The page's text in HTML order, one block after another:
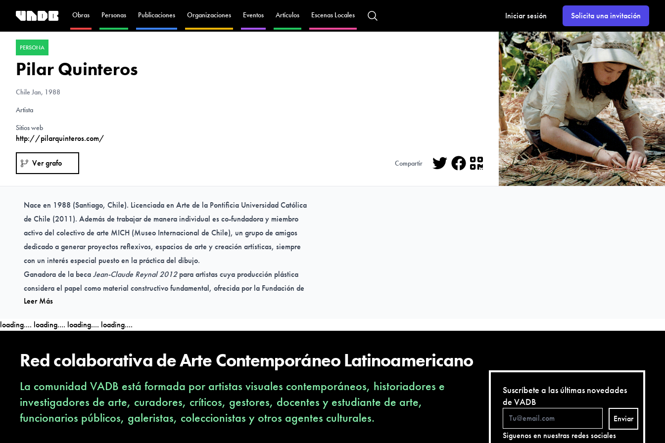
Obras Personas Publicaciones Organizaciones Eventos Artículos Escenas Locales Iniciar sesión Solicita una invitación
PERSONA
Pilar Quinteros
Chile Jan, 1988
Artista
Sitios web
http://pilarquinteros.com/
Ver grafo Compartir
Facebook
Nace en 1988 (Santiago, Chile). Licenciada en Arte de la Pontificia Universidad Católica
de Chile (2011). Además de trabajar de manera individual es co-fundadora y miembro
activo del colectivo de arte MICH (Museo Internacional de Chile), un grupo de amigos
dedicado a generar proyectos reflexivos, espacios de arte y creación artísticas, siempre
con un interés especial puesto en la práctica del dibujo.
Ganadora de la becaJean-Claude Reynal 2012para artistas cuya producción plástica
considera el papel como material constructivo fundamental, ofrecida por la Fundación de
Francia en conjunto con la Escuela de Bellas Artes de Bordeaux, Francia. Tercer lugar de
(PinchukArtCentre, Kiev, Ucrania) y mención honrosa en la 30th Biennial of Graphic Arts
Ha exhibido su trabajo en lugares como el Museo Nacional de Bellas Artes (Bienal de
Artes Mediales, Santiago, Chile, 2013), Museo de Arte Contemporáneo (Santiago, Chile,
2010), ArteBA (Buenos Aires, Argentina, 2012), Casa de las Américas (La Habana, Cuba,
2013), PinchukArtCentre (Kiev, Ucrania, 2014), Carlos/Ishikawa Gallery (London,UK) y
el Internacional Centre of Graphic Arts de Eslovenia (Liubliana, Eslovenia).
Leer Más
loading.... loading.... loading.... loading....
Red colaborativa de Arte Contemporáneo Latinoamericano
La comunidad VADB está formada por artistas visuales contemporáneos, historiadores e
investigadores de arte, curadores, críticos, gestores, docentes y estudiante de arte,
funcionarios públicos, galeristas, coleccionistas y otros agentes culturales.
Suscríbete a las últimas novedades
de VADB
Enviar
Siguenos en nuestras redes sociales